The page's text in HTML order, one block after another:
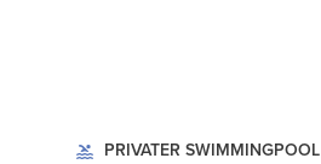
PRIVATER SWIMMINGPOOL